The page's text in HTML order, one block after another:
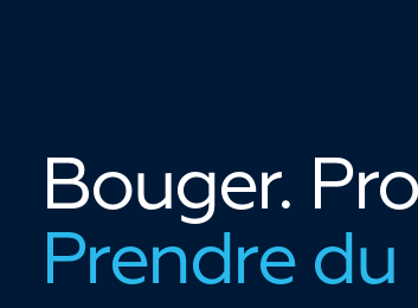
Bouger.
Prendre